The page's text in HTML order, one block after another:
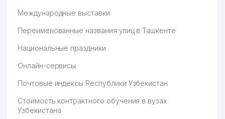
Международные выставки
Переименованные названия улиц в Ташкенте
Национальные праздники
Онлайн-сервисы
Почтовые индексы Республики Узбекистан
Стоимость контрактного обучения в вузах
Узбекистана